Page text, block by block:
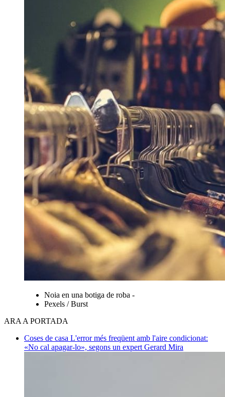
Noia en una botiga de roba -
Pexels / Burst
ARA A PORTADA
Coses de casa L'error més freqüent amb l'aire condicionat:
«No cal apagar-lo», segons un expert Gerard Mira